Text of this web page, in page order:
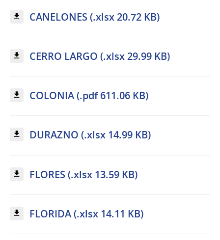
CANELONES (.xlsx 20.72 KB)
CERRO LARGO (.xlsx 29.99 KB)
COLONIA (.pdf 611.06 KB)
DURAZNO (.xlsx 14.99 KB)
FLORES (.xlsx 13.59 KB)
FLORIDA (.xlsx 14.11 KB)